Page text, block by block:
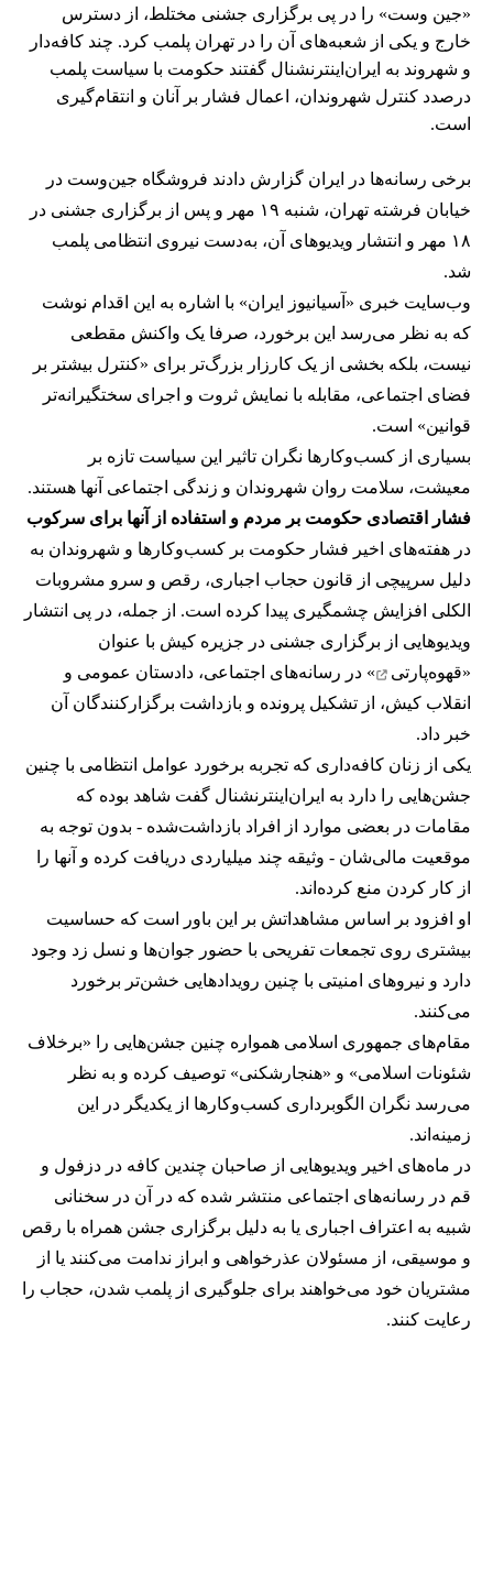
«جین وست» را در پی برگزاری جشنی مختلط، از دسترس
خارج و یکی از شعبه‌های آن را در تهران پلمب کرد. چند کافه‌‌دار
و شهروند به ایران‌اینترنشنال گفتند حکومت با سیاست پلمب
درصدد کنترل شهروندان، اعمال فشار بر آنان و انتقام‌گیری
است.
برخی رسانه‌ها در ایران گزارش دادند فروشگاه جین‌وست در
خیابان فرشته تهران، شنبه ۱۹ مهر و پس از برگزاری جشنی در
۱۸ مهر و انتشار ویدیوهای آن، به‌دست نیروی انتظامی پلمب
شد.
وب‌سایت خبری «آسیانیوز ایران» با اشاره به این اقدام نوشت
که به نظر می‌رسد این برخورد، صرفا یک واکنش مقطعی
نیست، بلکه بخشی از یک کارزار بزرگ‌تر برای «کنترل بیشتر بر
فضای اجتماعی، مقابله با نمایش ثروت و اجرای سختگیرانه‌تر
قوانین» است.
بسیاری از کسب‌وکارها نگران تاثیر این سیاست‌ تازه بر
معیشت، سلامت روان شهروندان و زندگی اجتماعی آنها هستند.
فشار اقتصادی حکومت بر مردم و استفاده از آنها برای سرکوب
در هفته‌های اخیر فشار حکومت بر کسب‌وکارها و شهروندان به
دلیل سرپیچی از قانون حجاب اجباری، رقص و سرو مشروبات
الکلی افزایش چشمگیری پیدا کرده است. از جمله، در پی انتشار
ویدیوهایی از برگزاری جشنی در جزیره کیش با عنوان
«قهوه‌پارتی
» در رسانه‌های اجتماعی، دادستان عمومی و
انقلاب کیش، از تشکیل پرونده و بازداشت برگزارکنندگان آن
خبر داد.
یکی از زنان کافه‌داری که تجربه برخورد عوامل انتظامی با چنین
جشن‌هایی را دارد به ایران‌اینترنشنال گفت شاهد بوده که
مقامات در بعضی موارد از افراد بازداشت‌‌شده - بدون توجه به
موقعیت مالی‌شان - وثیقه چند میلیاردی دریافت کرده و آنها را
از کار کردن منع کرده‌اند.
او افزود بر اساس مشاهداتش بر این باور است که حساسیت
بیشتری روی تجمعات تفریحی با حضور جوان‌ها و نسل زد وجود
دارد و نیروهای امنیتی با چنین رویدادهایی خشن‌تر برخورد
می‌کنند.
مقام‌های جمهوری اسلامی همواره چنین جشن‌هایی را «برخلاف
شئونات اسلامی» و «هنجارشکنی» توصیف کرده و به نظر
می‌رسد نگران الگوبرداری کسب‌وکارها از یکدیگر در این
زمینه‌اند.
در ماه‌های اخیر ویدیوهایی از صاحبان چندین کافه در دزفول و
قم در رسانه‌های اجتماعی منتشر شده که در آن در سخنانی
شبیه به اعتراف اجباری یا به دلیل برگزاری جشن همراه با رقص
و موسیقی، از مسئولان عذرخواهی و ابراز ندامت می‌کنند یا از
مشتریان خود می‌خواهند برای جلوگیری از پلمب شدن، حجاب را
رعایت کنند.